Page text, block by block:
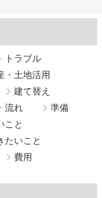
トラブル
・土地活用
建て替え
流れ
準備
こと
たいこと
費用